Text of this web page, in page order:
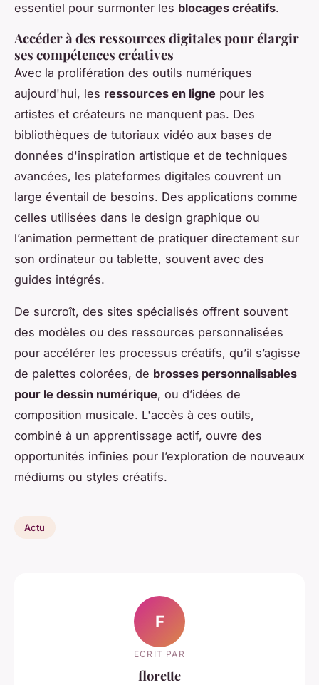
essentiel pour surmonter les blocages créatifs.
Accéder à des ressources digitales pour élargir
ses compétences créatives
Avec la prolifération des outils numériques
aujourd'hui, les ressources en ligne pour les
artistes et créateurs ne manquent pas. Des
bibliothèques de tutoriaux vidéo aux bases de
données d'inspiration artistique et de techniques
avancées, les plateformes digitales couvrent un
large éventail de besoins. Des applications comme
celles utilisées dans le design graphique ou
l’animation permettent de pratiquer directement sur
son ordinateur ou tablette, souvent avec des
guides intégrés.
De surcroît, des sites spécialisés offrent souvent
des modèles ou des ressources personnalisées
pour accélérer les processus créatifs, qu’il s’agisse
de palettes colorées, de brosses personnalisables
pour le dessin numérique, ou d’idées de
composition musicale. L'accès à ces outils,
combiné à un apprentissage actif, ouvre des
opportunités infinies pour l’exploration de nouveaux
médiums ou styles créatifs.
Actu
F
ECRIT PAR
florette